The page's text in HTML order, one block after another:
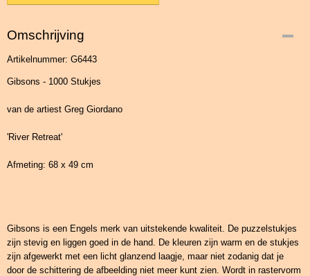
Omschrijving
Artikelnummer: G6443
Gibsons - 1000 Stukjes
van de artiest Greg Giordano
'River Retreat'
Afmeting: 68 x 49 cm
Gibsons is een Engels merk van uitstekende kwaliteit. De puzzelstukjes
zijn stevig en liggen goed in de hand. De kleuren zijn warm en de stukjes
zijn afgewerkt met een licht glanzend laagje, maar niet zodanig dat je
door de schittering de afbeelding niet meer kunt zien. Wordt in rastervorm